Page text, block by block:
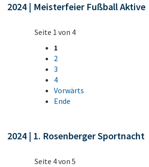
2024 | Meisterfeier Fußball Aktive
Seite 1 von 4
1
2
3
4
Vorwärts
Ende
2024 | 1. Rosenberger Sportnacht
Seite 4 von 5